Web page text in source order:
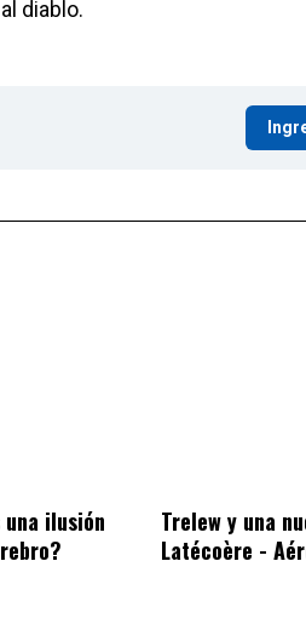
diablo.
una ilusión
Trelew y una
Latécoère -